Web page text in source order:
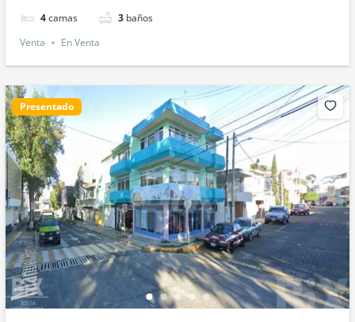
4camas 3 baños
Venta
En Venta
Presentado